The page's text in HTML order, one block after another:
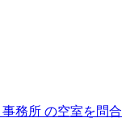
務所 の空室を問合